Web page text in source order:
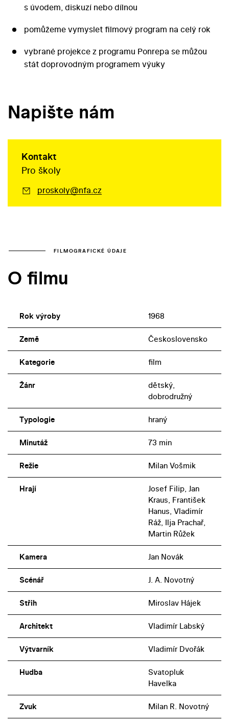
s úvodem, diskuzí nebo dílnou
pomůžeme vymyslet filmový program na celý rok
vybrané projekce z programu Ponrepa se můžou
stát doprovodným programem výuky
Napište nám
Kontakt
Pro školy
proskoly@nfa.cz
FILMOGRAFICKÉ ÚDAJE
O filmu
Rok výroby 1968
Země Československo
Kategorie film
Žánr
dětský,
dobrodružný
Typologie hraný
Minutáž 73 min
Režie Milan Vošmik
Hrají
Josef Filip, Jan
Kraus, František
Hanus, Vladimír
Ráž, Ilja Prachař,
Martin Růžek
Kamera Jan Novák
Scénář J. A. Novotný
Střih Miroslav Hájek
Architekt Vladimír Labský
Výtvarník Vladimír Dvořák
Hudba
Svatopluk
Havelka
Zvuk Milan R. Novotný